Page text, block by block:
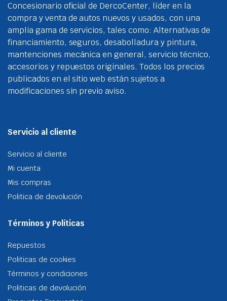
la
Concesionario oficial de DercoCenter, líder en la
compra y venta de autos nuevos y usados, con una
amplia gama de servicios, tales como: Alternativas de
financiamiento, seguros, desabolladura y pintura,
mantenciones mecánica en general, servicio técnico,
accesorios y repuestos originales. Todos los precios
publicados en el sitio web están sujetos a
modificaciones sin previo aviso.
Servicio al cliente
Servicio al cliente
Mi cuenta
Mis compras
Politica de devolución
Términos y Políticas
Repuestos
Politicas de cookies
Términos y condiciones
Politicas de devolución